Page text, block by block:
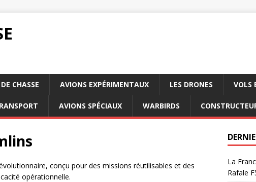
CHASSE AVIONS EXPÉRIMENTAUX LES DRONES VOLS
AVIONS SPÉCIAUX WARBIRDS
conçu pour des missions réutilisables et des
opérationnelle.
La
Rafale